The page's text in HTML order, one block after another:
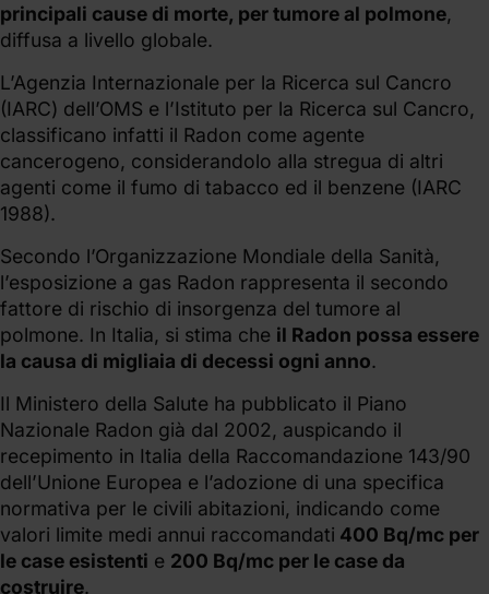
principali cause di morte, per tumore al polmone,
diffusa a livello globale.
L’Agenzia Internazionale per la Ricerca sul Cancro
(IARC) dell’OMS e l’Istituto per la Ricerca sul Cancro,
classificano infatti il Radon come agente
cancerogeno, considerandolo alla stregua di altri
agenti come il fumo di tabacco ed il benzene (IARC
1988).
Secondo l’Organizzazione Mondiale della Sanità,
l’esposizione a gas Radon rappresenta il secondo
fattore di rischio di insorgenza del tumore al
polmone. In Italia, si stima che il Radon possa essere
la causa di migliaia di decessi ogni anno.
Il Ministero della Salute ha pubblicato il Piano
Nazionale Radon già dal 2002, auspicando il
recepimento in Italia della Raccomandazione 143/90
dell’Unione Europea e l’adozione di una specifica
normativa per le civili abitazioni, indicando come
valori limite medi annui raccomandati 400 Bq/mc per
le case esistenti e 200 Bq/mc per le case da
costruire.